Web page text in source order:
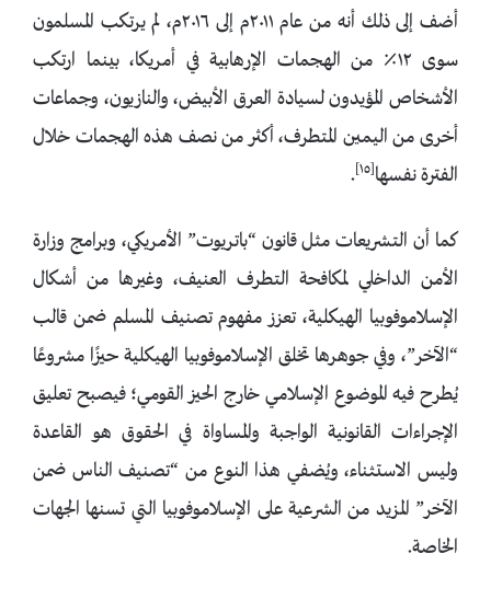
أضف إلى ذلك أنه من عام ٢٠١١م إلى ٢٠١٦م، لم يرتكب المسلمون
سوى ١٢٪ من الهجمات الإرهابية في أمريكا، بينما ارتكب
الأشخاص المؤيدون لسيادة العرق الأبيض، والنازيون، وجماعات
أخرى من اليمين المتطرف، أكثر من نصف هذه الهجمات خلال
الفترة نفسها[١٥] .
كما أن التشريعات مثل قانون “باتريوت” الأمريكي، وبرامج وزارة
الأمن الداخلي لمكافحة التطرف العنيف، وغيرها من أشكال
الإسلاموفوبيا الهيكلية، تعزز مفهوم تصنيف المسلم ضمن قالب
“الآخر”، وفي جوهرها تخلق الإسلاموفوبيا الهيكلية حيزًا مشروعًا
يُطرح فيه الموضوع الإسلامي خارج الحيز القومي؛ فيصبح تعليق
الإجراءات القانونية الواجبة والمساواة في الحقوق هو القاعدة
وليس الاستثناء، ويُضفي هذا النوع من “تصنيف الناس ضمن
الآخر” المزيد من الشرعية على الإسلاموفوبيا التي تسنها الجهات
الخاصة.